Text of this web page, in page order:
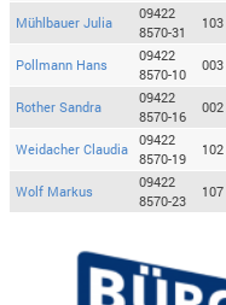
Mühlbauer Julia
09422
8570-31
103
Pollmann Hans
09422
8570-10
003
Rother Sandra
09422
8570-16
002
Weidacher Claudia
09422
8570-19
102
Wolf Markus
09422
8570-23
107